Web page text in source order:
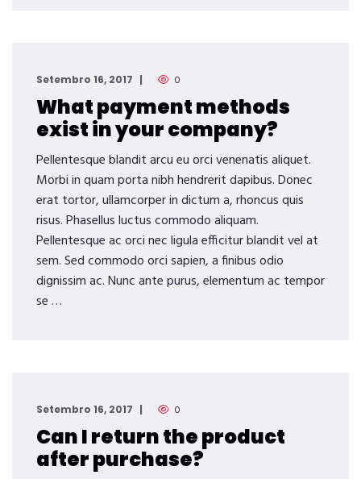
Setembro 16, 2017 0
What payment methods
exist in your company?
Pellentesque blandit arcu eu orci venenatis aliquet.
Morbi in quam porta nibh hendrerit dapibus. Donec
erat tortor, ullamcorper in dictum a, rhoncus quis
risus. Phasellus luctus commodo aliquam.
Pellentesque ac orci nec ligula efficitur blandit vel at
sem. Sed commodo orci sapien, a finibus odio
dignissim ac. Nunc ante purus, elementum ac tempor
se …
Setembro 16, 2017 0
Can I return the product
after purchase?